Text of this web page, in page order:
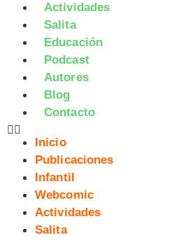
Actividades
Salita
Educación
Podcast
Autores
Blog
Contacto
Inicio
Publicaciones
Infantil
Webcomic
Actividades
Salita